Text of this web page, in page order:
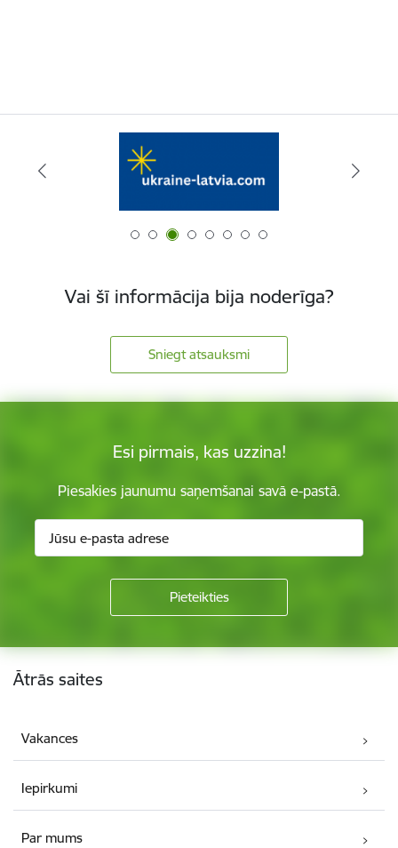
Vai šī informācija bija noderīga?
Sniegt atsauksmi
Esi pirmais, kas uzzina!
Piesakies jaunumu saņemšanai savā e-pastā.
Kājene
Ātrās saites
Vakances
Iepirkumi
Par mums